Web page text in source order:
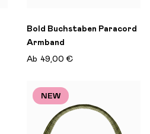
Bold Buchstaben Paracord
Armband
Ab 49,00 €
NEW